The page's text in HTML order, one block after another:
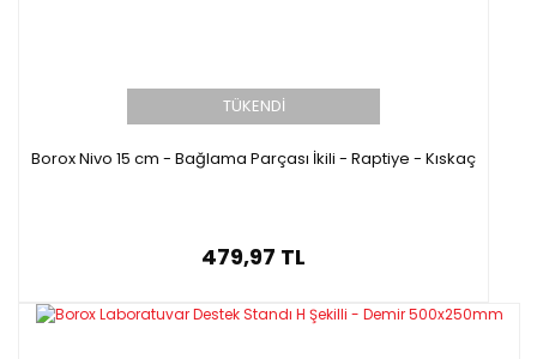
TÜKENDİ
Borox Nivo 15 cm - Bağlama Parçası İkili - Raptiye - Kıskaç
479,97 TL